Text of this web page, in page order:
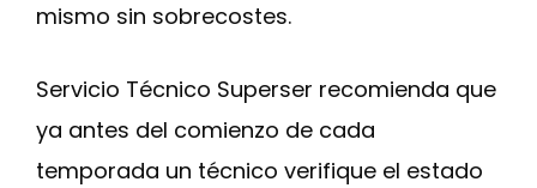
mismo sin sobrecostes.
Servicio Técnico Superser recomienda que
ya antes del comienzo de cada
temporada un técnico verifique el estado